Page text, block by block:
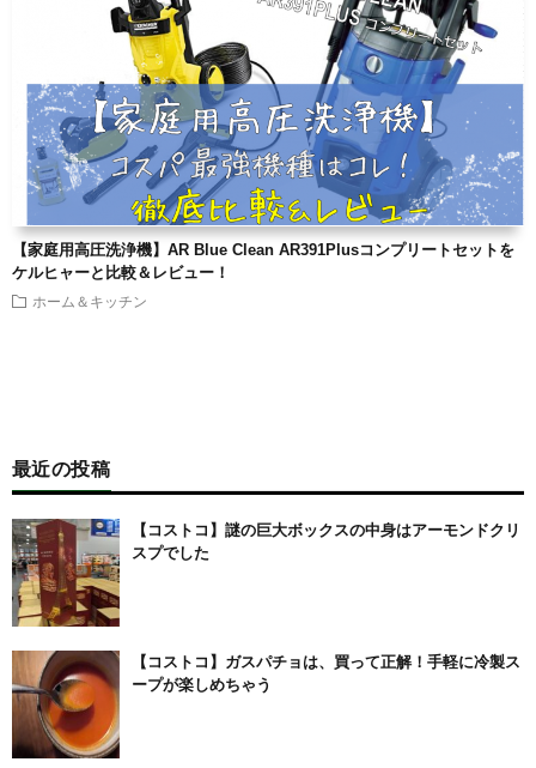
【家庭用高圧洗浄機】AR Blue Clean AR391Plusコンプリートセットを
ケルヒャーと比較＆レビュー！
ホーム＆キッチン
最近の投稿
【コストコ】謎の巨大ボックスの中身はアーモンドクリ
スプでした
【コストコ】ガスパチョは、買って正解！手軽に冷製ス
ープが楽しめちゃう